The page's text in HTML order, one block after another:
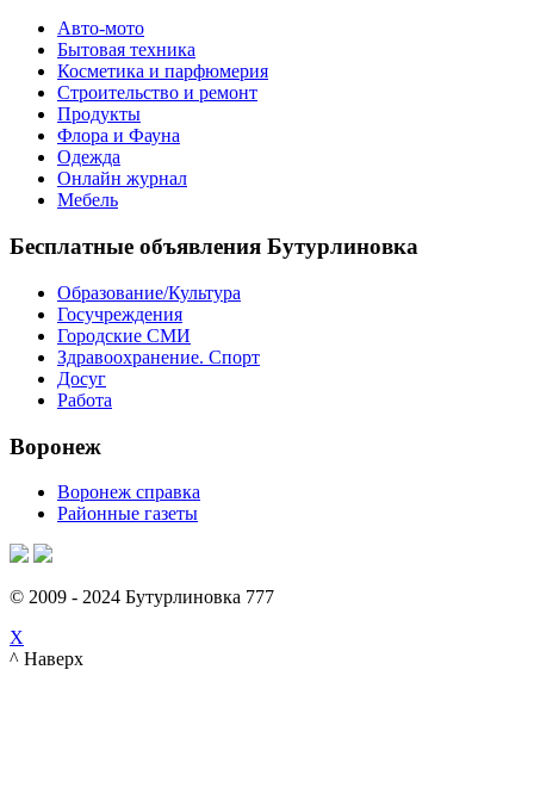
Авто-мото
Бытовая техника
Косметика и парфюмерия
Строительство и ремонт
Продукты
Флора и Фауна
Одежда
Онлайн журнал
Мебель
Бесплатные объявления Бутурлиновка
Образование/Культура
Госучреждения
Городские СМИ
Здравоохранение. Спорт
Досуг
Работа
Воронеж
Воронеж справка
Районные газеты
© 2009 - 2024 Бутурлиновка 777
X
^ Наверх